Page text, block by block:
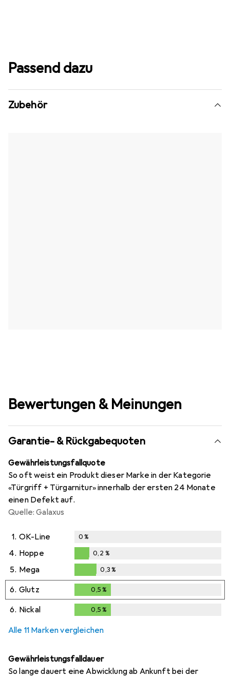
Passend dazu
Zubehör
Bewertungen & Meinungen
Garantie- & Rückgabequoten
Gewährleistungsfallquote
So oft weist ein Produkt dieser Marke in der Kategorie
«Türgriff + Türgarnitur» innerhalb der ersten 24 Monate
einen Defekt auf.
Quelle: Galaxus
1. OK-Line 0%
4. Hoppe
0,2%
0,2 %
5. Mega
0,3%
0,3%
6. Glutz 0,5 %
6. Nickal 0,5 %
Alle 11 Marken vergleichen
Gewährleistungsfalldauer
So lange dauert eine Abwicklung ab Ankunft bei der